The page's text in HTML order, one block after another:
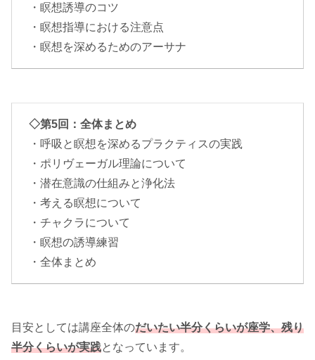
・瞑想誘導のコツ
・瞑想指導における注意点
・瞑想を深めるためのアーサナ
◇第5回：全体まとめ
・呼吸と瞑想を深めるプラクティスの実践
・ポリヴェーガル理論について
・潜在意識の仕組みと浄化法
・考える瞑想について
・チャクラについて
・瞑想の誘導練習
・全体まとめ
目安としては講座全体のだいたい半分くらいが座学、残り
半分くらいが実践となっています。